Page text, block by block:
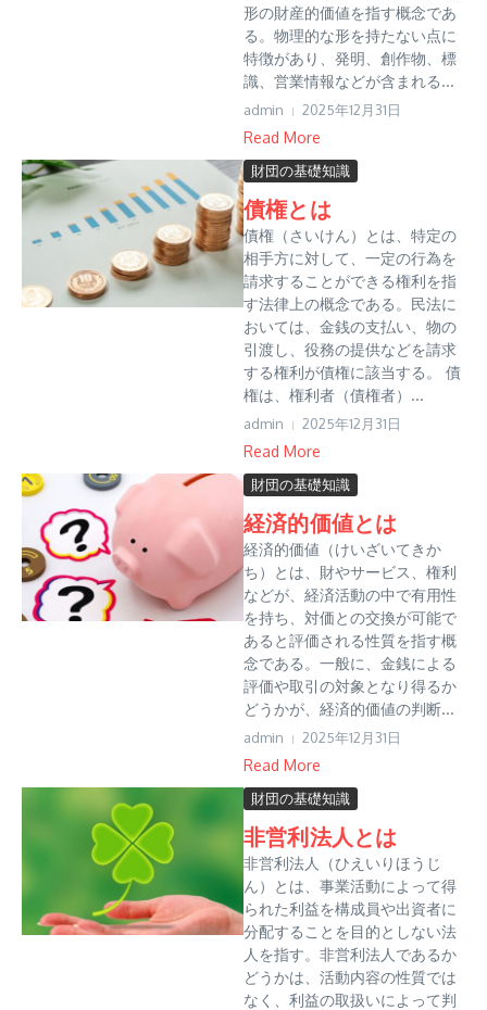
形の財産的価値を指す概念であ
る。物理的な形を持たない点に
特徴があり、発明、創作物、標
識、営業情報などが含まれる...
admin 2025年12月31日
Read More
財団の基礎知識
債権とは
債権（さいけん）とは、特定の
相手方に対して、一定の行為を
請求することができる権利を指
す法律上の概念である。民法に
おいては、金銭の支払い、物の
引渡し、役務の提供などを請求
する権利が債権に該当する。 債
権は、権利者（債権者）...
admin 2025年12月31日
Read More
財団の基礎知識
経済的価値とは
経済的価値（けいざいてきか
ち）とは、財やサービス、権利
などが、経済活動の中で有用性
を持ち、対価との交換が可能で
あると評価される性質を指す概
念である。一般に、金銭による
評価や取引の対象となり得るか
どうかが、経済的価値の判断...
admin 2025年12月31日
Read More
財団の基礎知識
非営利法人とは
非営利法人（ひえいりほうじ
ん）とは、事業活動によって得
られた利益を構成員や出資者に
分配することを目的としない法
人を指す。非営利法人であるか
どうかは、活動内容の性質では
なく、利益の取扱いによって判